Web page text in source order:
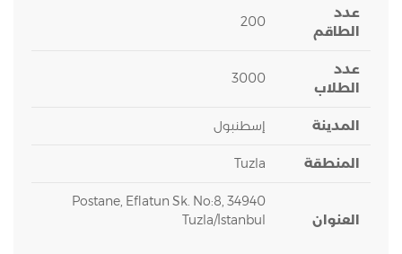
عدد
الطاقم
200
عدد
الطلاب
3000
المدينة إسطنبول
المنطقة Tuzla
العنوان
Postane, Eflatun Sk. No:8, 34940
Tuzla/İstanbul